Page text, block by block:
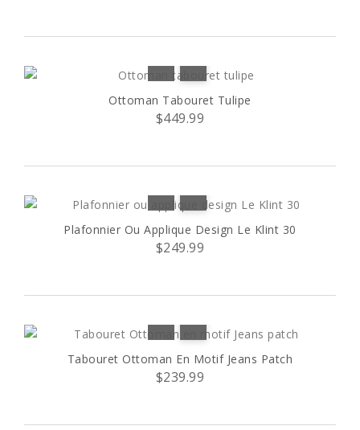
Ottoman Tabouret Tulipe
$449.99
Plafonnier Ou Applique Design Le Klint 30
$249.99
Tabouret Ottoman En Motif Jeans Patch
$239.99